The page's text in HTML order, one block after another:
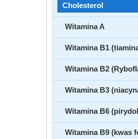
Cholesterol
Witamina A
Witamina B1
Witamina B2
Witamina B3
Witamina B6
Witamina B9 (kwas